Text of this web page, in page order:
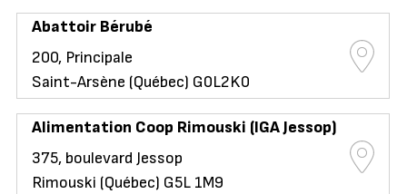
Abattoir Bérubé
200, Principale
Saint-Arsène (Québec) G0L2K0
Alimentation Coop Rimouski (IGA Jessop)
375, boulevard Jessop
Rimouski (Québec) G5L 1M9